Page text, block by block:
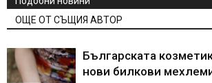
ОЩЕ ОТ СЪЩИЯ АВТОР
Българската
нови билкови